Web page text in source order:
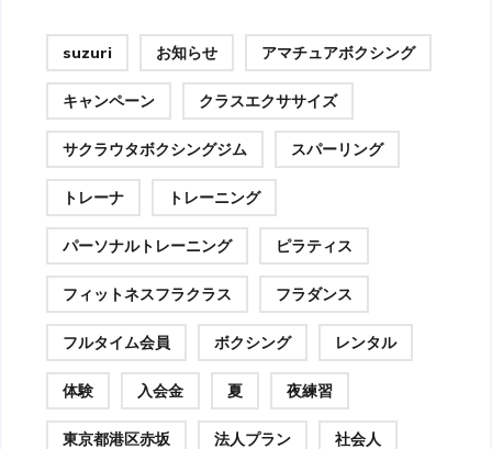
suzuri お知らせ アマチュアボクシング
キャンペーン クラスエクササイズ
サクラウタボクシングジム スパーリング
トレーナ トレーニング
パーソナルトレーニング ピラティス
フィットネスフラクラス フラダンス
フルタイム会員 ボクシング レンタル
体験 入会金 夏 夜練習
東京都港区赤坂 法人プラン 社会人